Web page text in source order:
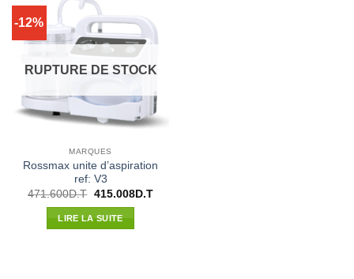
-12%
RUPTURE DE STOCK
MARQUES
Rossmax unite d’aspiration
ref: V3
471.600D.T Le
initial
était :
415.008D.TLe
LIRE LA SUITE